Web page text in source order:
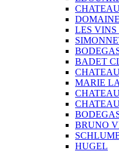
LES
BADET
MARIE
BRUNO
HUGEL